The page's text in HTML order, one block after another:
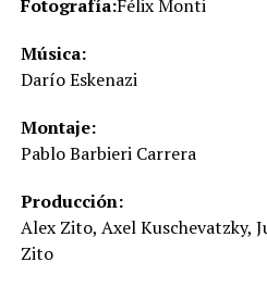
Fotografía:Félix Monti
Música:
Darío Eskenazi
Montaje:
Pablo Barbieri Carrera
Producción:
Alex Zito, Axel Kuschevatzky,
Zito